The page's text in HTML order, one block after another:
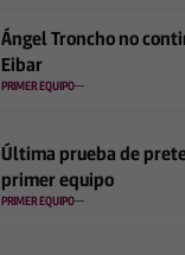
Ángel Troncho no
Eibar
PRIMER EQUIPO
Última prueba de
primer equipo
PRIMER EQUIPO